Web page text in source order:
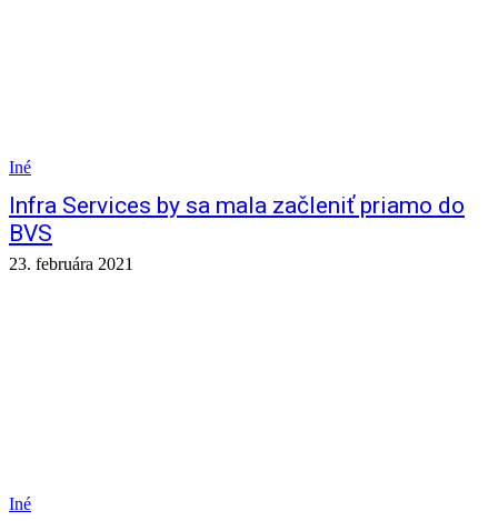
Iné
Infra Services by sa mala začleniť priamo do
BVS
23. februára 2021
Iné